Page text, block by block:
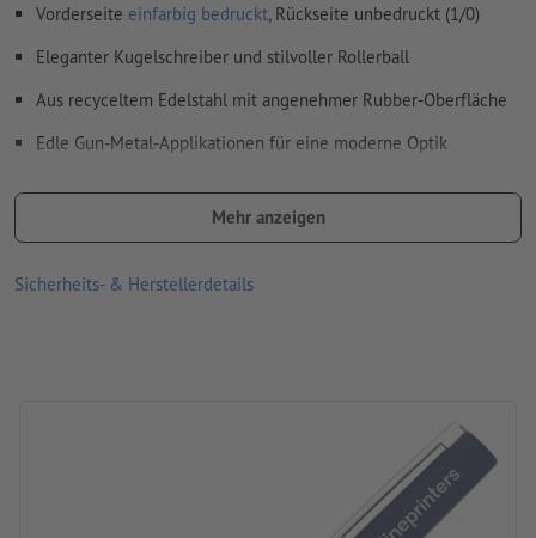
Rechtschreib- und Satzfehler
werden von uns nicht geprüft
Wie lege ich Druckdaten richtig an?
Vorderseite einfarbig bedruckt, Rückseite unbedruckt (1/0)
Eleganter Kugelschreiber und stilvoller Rollerball
Aus recyceltem Edelstahl mit angenehmer Rubber-Oberfläche
Edle Gun-Metal-Applikationen für eine moderne Optik
Bitte beachten Sie, dass die dargestellten Farben oder die
oder der Monitoreinstellung von den tatsächlichen
Mehr anzeigen
Sicherheits- & Herstellerdetails